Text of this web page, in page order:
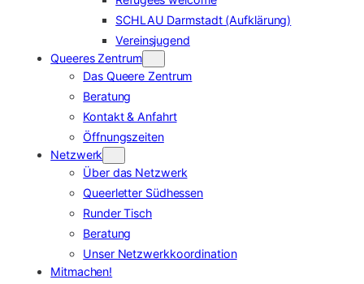
SCHLAU Darmstadt (Aufklärung)
Vereinsjugend
Queeres Zentrum
Das Queere Zentrum
Beratung
Kontakt & Anfahrt
Öffnungszeiten
Netzwerk
Über das Netzwerk
Queerletter Südhessen
Runder Tisch
Beratung
Unser Netzwerkkoordination
Mitmachen!